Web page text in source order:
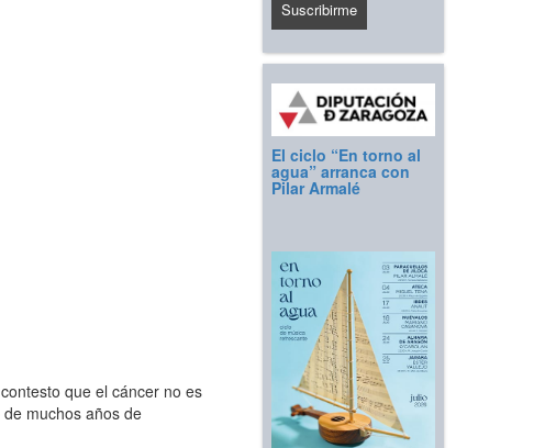
que el cáncer no es
muchos años de
El ciclo “En torno al
agua” arranca con
Pilar Armalé